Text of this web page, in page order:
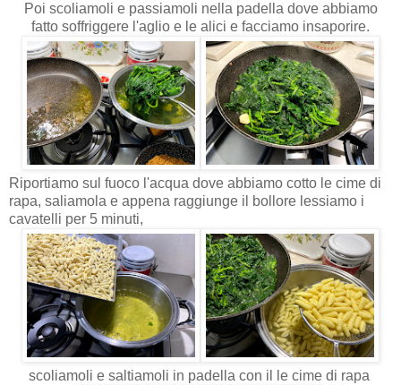
Poi scoliamoli e passiamoli nella padella dove abbiamo
fatto soffriggere l'aglio e le alici e facciamo insaporire.
Riportiamo sul fuoco l'acqua dove abbiamo cotto le cime di
rapa, saliamola e appena raggiunge il bollore lessiamo i
cavatelli per 5 minuti,
scoliamoli e saltiamoli in padella con il le cime di rapa